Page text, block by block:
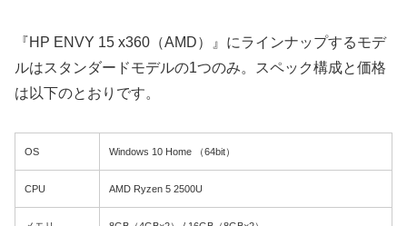
『HP ENVY 15 x360（AMD）』にラインナップするモデ
ルはスタンダードモデルの1つのみ。スペック構成と価格
は以下のとおりです。
OS Windows 10 Home （64bit）
CPU AMD Ryzen 5 2500U